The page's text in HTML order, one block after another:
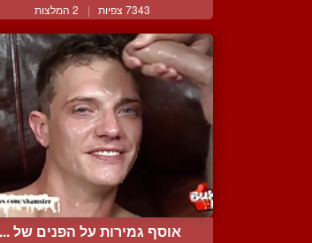
7343 צפיות | 2 המלצות
אוסף גמירות על הפנים של ...